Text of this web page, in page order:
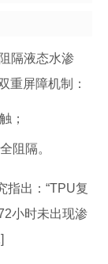
隔液态水渗
重屏障机制：
；
阻隔。
指出：“TPU复
小时未出现渗